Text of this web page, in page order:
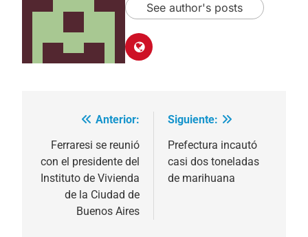
See author's posts
Navegación
de
entradas
Anterior:
Ferraresi se reunió
con el presidente del
Instituto de Vivienda
de la Ciudad de
Buenos Aires
Siguiente:
Prefectura incautó
casi dos toneladas
de marihuana